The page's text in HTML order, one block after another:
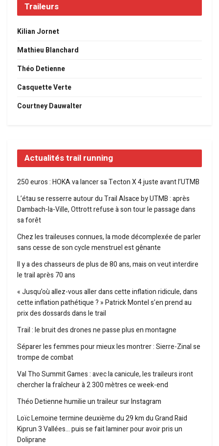
Traileurs
Kilian Jornet
Mathieu Blanchard
Théo Detienne
Casquette Verte
Courtney Dauwalter
Actualités trail running
250 euros : HOKA va lancer sa Tecton X 4 juste avant l’UTMB
L’étau se resserre autour du Trail Alsace by UTMB : après
Dambach-la-Ville, Ottrott refuse à son tour le passage dans
sa forêt
Chez les traileuses connues, la mode décomplexée de parler
sans cesse de son cycle menstruel est gênante
Il y a des chasseurs de plus de 80 ans, mais on veut interdire
le trail après 70 ans
« Jusqu’où allez-vous aller dans cette inflation ridicule, dans
cette inflation pathétique ? » Patrick Montel s’en prend au
prix des dossards dans le trail
Trail : le bruit des drones ne passe plus en montagne
Séparer les femmes pour mieux les montrer : Sierre-Zinal se
trompe de combat
Val Tho Summit Games : avec la canicule, les traileurs iront
chercher la fraîcheur à 2 300 mètres ce week-end
Théo Detienne humilie un traileur sur Instagram
Loïc Lemoine termine deuxième du 29 km du Grand Raid
Kiprun 3 Vallées… puis se fait laminer pour avoir pris un
Doliprane